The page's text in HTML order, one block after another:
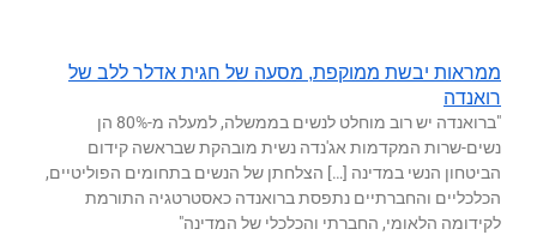
ממראות יבשת ממוקפת, מסעה של חגית אדלר ללב של
רואנדה
"ברואנדה יש רוב מוחלט לנשים בממשלה, למעלה מ-80% הן
נשים-שרות המקדמות אג'נדה נשית מובהקת שבראשה קידום
הביטחון הנשי במדינה […] הצלחתן של הנשים בתחומים הפוליטיים,
הכלכליים והחברתיים נתפסת ברואנדה כאסטרטגיה התורמת
לקידומה הלאומי, החברתי והכלכלי של המדינה"